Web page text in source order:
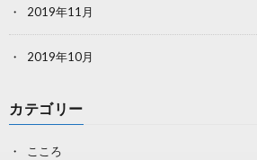
2019年11月
2019年10月
カテゴリー
こころ